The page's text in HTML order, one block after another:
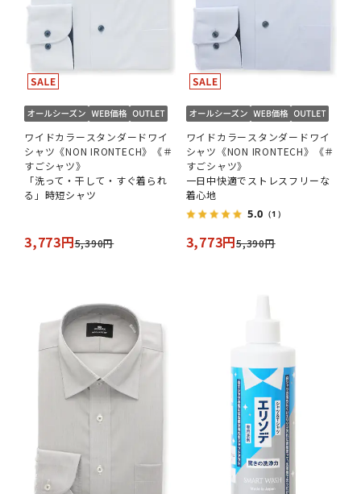
ワイドカラースタンダードワイ
シャツ《NON IRONTECH》《＃
すごシャツ》
「洗って・干して・すぐ着られ
る」時短シャツ
3,773円5,390円
ワイドカラースタンダードワイ
シャツ《NON IRONTECH》《＃
すごシャツ》
一日中快適でストレスフリーな
着心地
5.0 （1）
3,773円5,390円